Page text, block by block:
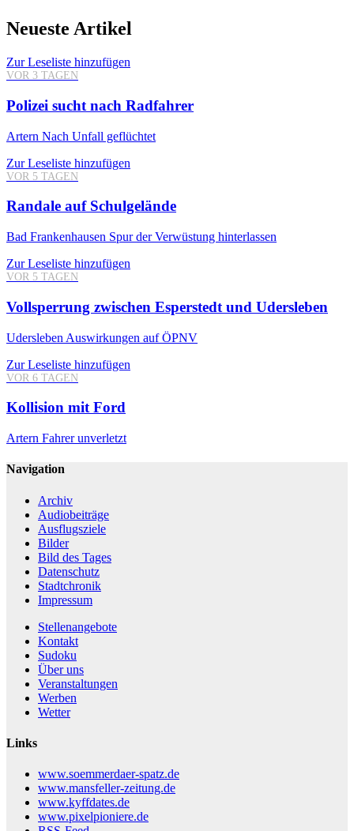
Neueste Artikel
Zur Leseliste hinzufügen
VOR 3 TAGEN
Polizei sucht nach Radfahrer
Artern Nach Unfall geflüchtet
Zur Leseliste hinzufügen
VOR 5 TAGEN
Randale auf Schulgelände
Bad Frankenhausen Spur der Verwüstung hinterlassen
Zur Leseliste hinzufügen
VOR 5 TAGEN
Vollsperrung zwischen Esperstedt und Udersleben
Udersleben Auswirkungen auf ÖPNV
Zur Leseliste hinzufügen
VOR 6 TAGEN
Kollision mit Ford
Artern Fahrer unverletzt
Navigation
Archiv
Audiobeiträge
Ausflugsziele
Bilder
Bild des Tages
Datenschutz
Stadtchronik
Impressum
Stellenangebote
Kontakt
Sudoku
Über uns
Veranstaltungen
Werben
Wetter
Links
www.soemmerdaer-spatz.de
www.mansfeller-zeitung.de
www.kyffdates.de
www.pixelpioniere.de